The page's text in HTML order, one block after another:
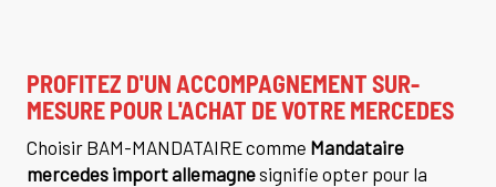
PROFITEZ D'UN ACCOMPAGNEMENT SUR-
MESURE POUR L'ACHAT DE VOTRE MERCEDES
Choisir BAM-MANDATAIRE comme Mandataire
mercedes import allemagnesignifie opter pour la